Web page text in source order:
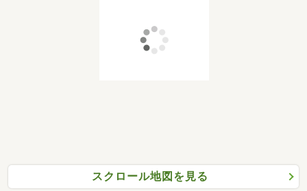
スクロール地図を見る